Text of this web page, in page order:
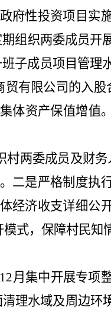
府性投资项目实
组织两委成员开
子成员项目管理
贸有限公司的入股
体资产保值增值
村两委成员及财
二是严格制度执
经济收支详细公
模式，保障村民知
12月集中开展专项
理水域及周边环